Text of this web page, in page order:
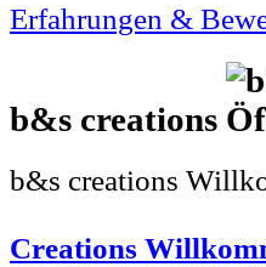
Erfahrungen &
b&s creations
b&s creations
Creations